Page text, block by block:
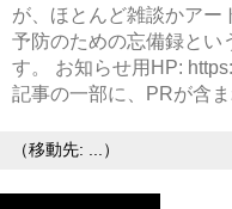
が、ほとんど雑談かアー
予防のための忘備録とい
す。 お知らせ用HP:
記事の一部に、PRが含